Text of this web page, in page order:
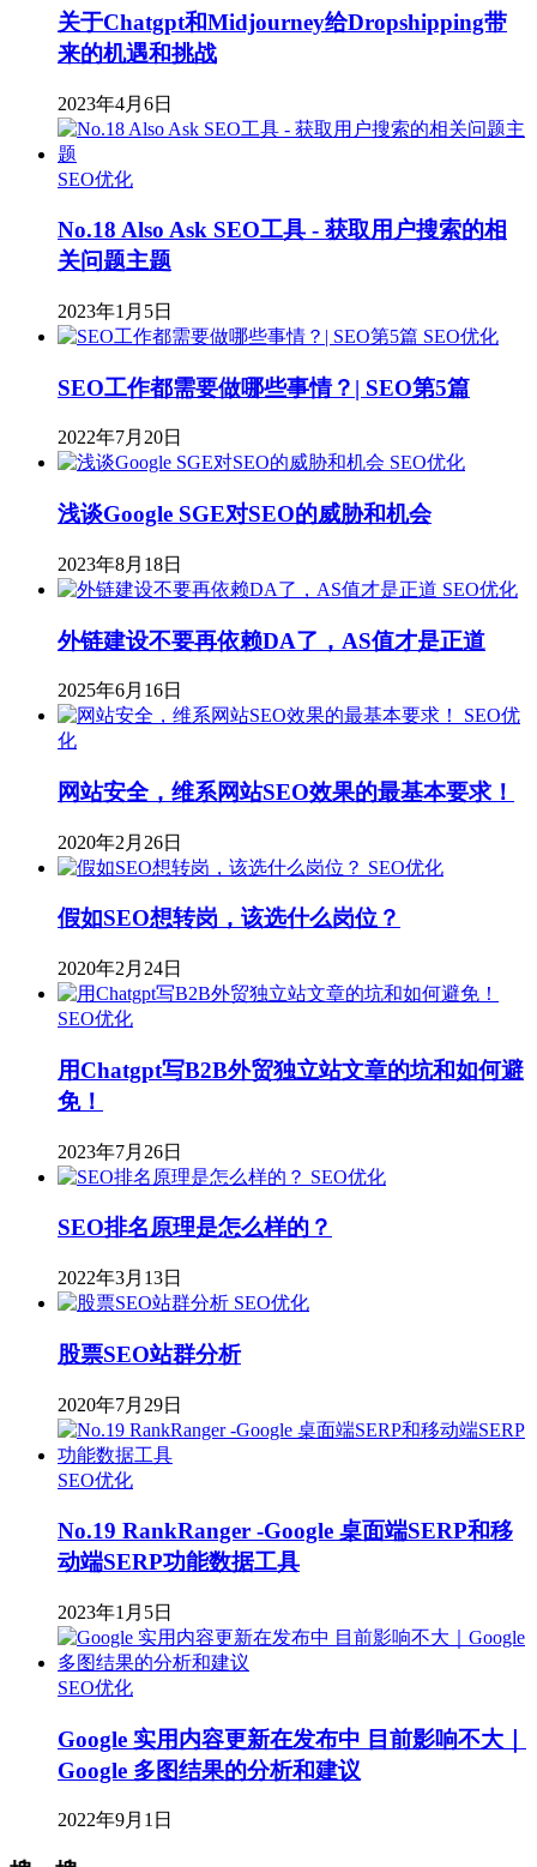
关于Chatgpt和Midjourney给Dropshipping带
来的机遇和挑战
2023年4月6日
SEO优化
No.18 Also Ask SEO工具 - 获取用户搜索的相
关问题主题
2023年1月5日
SEO优化
SEO工作都需要做哪些事情？| SEO第5篇
2022年7月20日
SEO优化
浅谈Google SGE对SEO的威胁和机会
2023年8月18日
SEO优化
外链建设不要再依赖DA了，AS值才是正道
2025年6月16日
SEO优
化
网站安全，维系网站SEO效果的最基本要求！
2020年2月26日
SEO优化
假如SEO想转岗，该选什么岗位？
2020年2月24日
SEO优化
用Chatgpt写B2B外贸独立站文章的坑和如何避
免！
2023年7月26日
SEO优化
SEO排名原理是怎么样的？
2022年3月13日
SEO优化
股票SEO站群分析
2020年7月29日
SEO优化
No.19 RankRanger -Google 桌面端SERP和移
动端SERP功能数据工具
2023年1月5日
SEO优化
Google 实用内容更新在发布中 目前影响不大｜
Google 多图结果的分析和建议
2022年9月1日